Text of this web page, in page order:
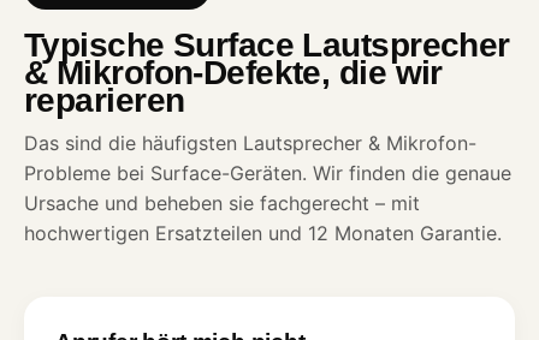
Typische Surface Lautsprecher
& Mikrofon-Defekte, die wir
reparieren
Das sind die häufigsten Lautsprecher & Mikrofon-
Probleme bei Surface-Geräten. Wir finden die genaue
Ursache und beheben sie fachgerecht – mit
hochwertigen Ersatzteilen und 12 Monaten Garantie.